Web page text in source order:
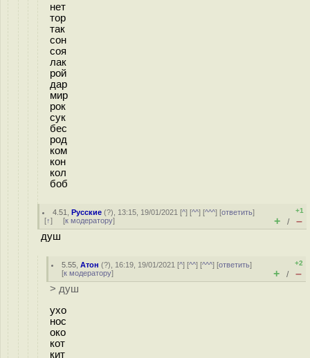
нет
тор
так
сон
соя
лак
рой
дар
мир
рок
сук
бес
род
ком
кон
кол
боб
4.51 ,Русские (?), 13:15, 19/01/2021 [^] [^^] [^^^] [ответить]
[↑] [к модератору]
+1
+ / –
душ
5.55 ,Атон (?), 16:19, 19/01/2021 [^] [^^] [^^^] [ответить]
[к модератору]
+2
+ / –
> душ
ухо
нос
око
кот
кит